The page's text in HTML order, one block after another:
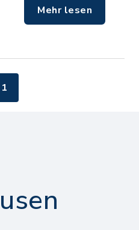
Mehr lesen
1